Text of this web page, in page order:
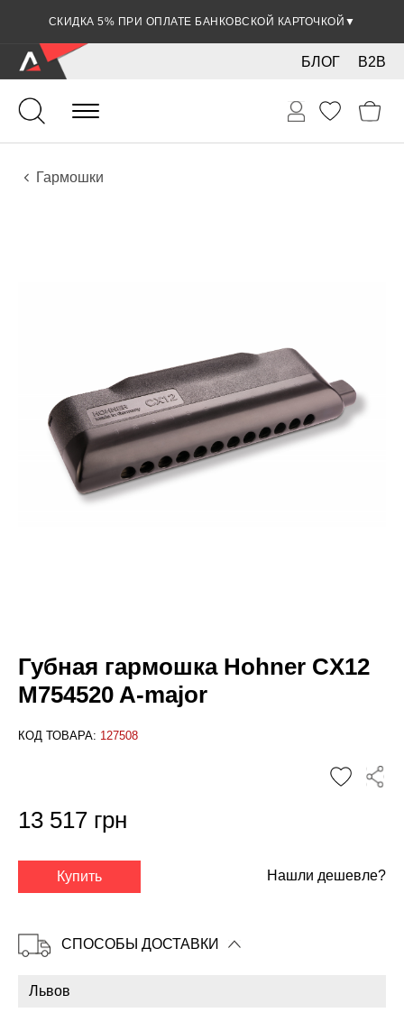
СКИДКА 5% ПРИ ОПЛАТЕ БАНКОВСКОЙ КАРТОЧКОЙ ▼
B2B
БЛОГ
Духовые
Губные гармошки и мелодики
Инструменты
Гармошки
Губная гармошка Hohner CX12
M754520 A-major
КОД ТОВАРА: 127508
✕
13 517 грн
Купить Нашли дешевле?
СПОСОБЫ ДОСТАВКИ